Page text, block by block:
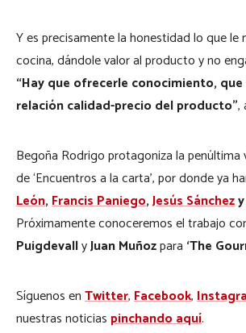
Y es precisamente la honestidad lo que le
cocina, dándole valor al producto y no
“Hay que ofrecerle conocimiento,
relación calidad-precio del producto”,
Begoña Rodrigo protagoniza la penúltima
de ‘Encuentros a la carta’, por donde ya
León,Francis Paniego,Jesús Sánchezy
Próximamente conoceremos el trabajo
PuigdevallyJuan Muñozpara ‘The
Síguenos enTwitter,Facebook,
nuestras noticias pinchando aquí.